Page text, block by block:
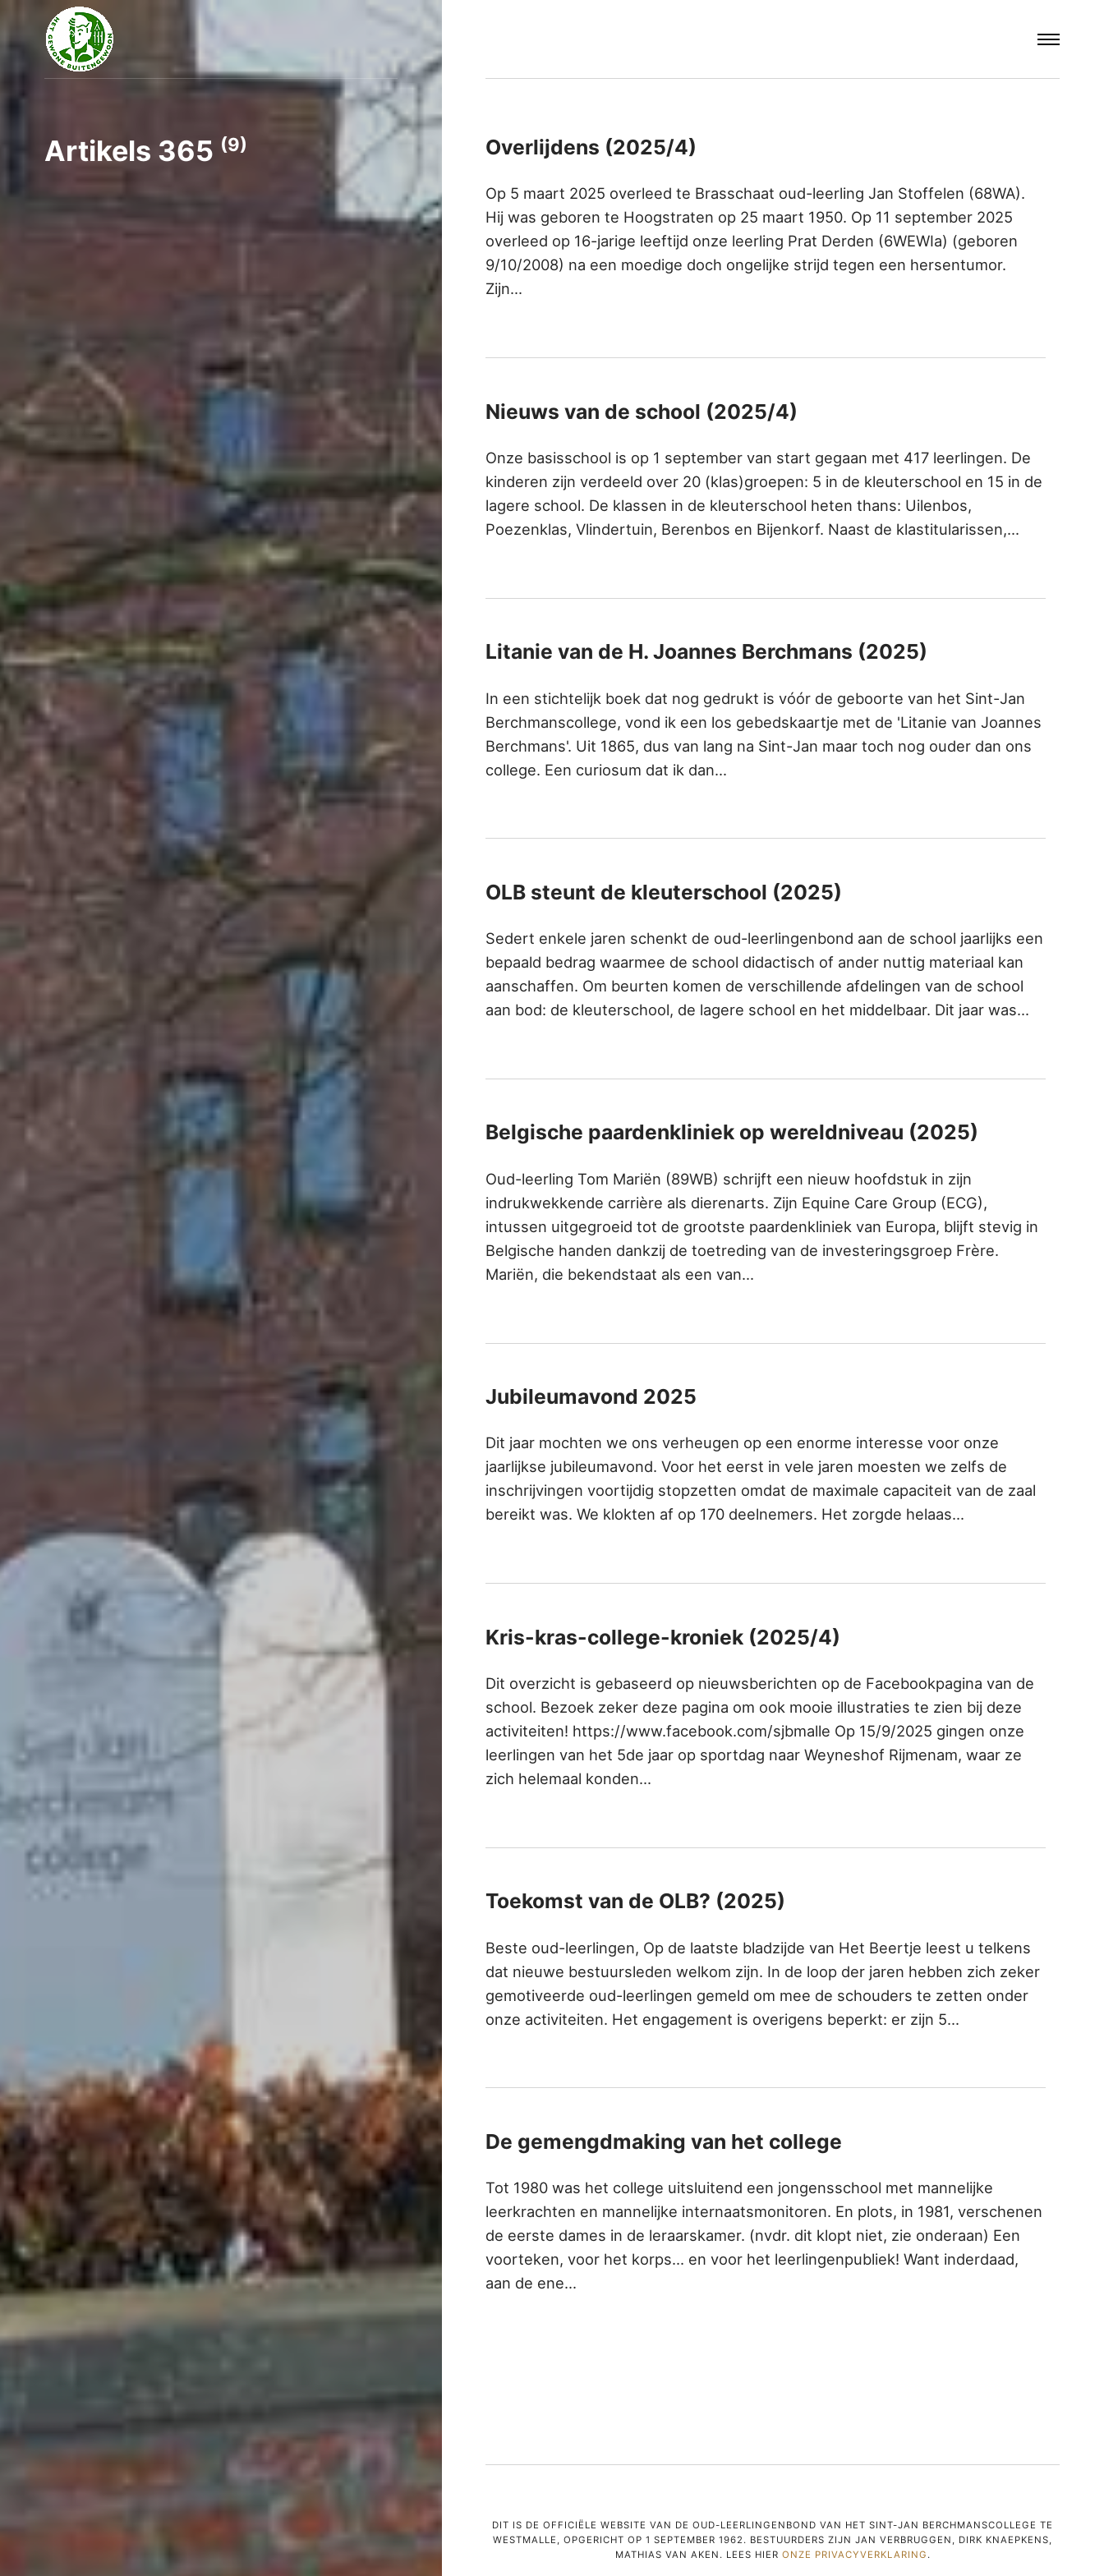
Artikels 365 (9) Overlijdens (2025/4)
Op 5 maart 2025 overleed te Brasschaat oud-leerling Jan Stoffelen (68WA).
Hij was geboren te Hoogstraten op 25 maart 1950. Op 11 september 2025
overleed op 16-jarige leeftijd onze leerling Prat Derden (6WEWIa) (geboren
9/10/2008) na een moedige doch ongelijke strijd tegen een hersentumor.
Zijn…
Nieuws van de school (2025/4)
Onze basisschool is op 1 september van start gegaan met 417 leerlingen. De
kinderen zijn verdeeld over 20 (klas)groepen: 5 in de kleuterschool en 15 in de
lagere school. De klassen in de kleuterschool heten thans: Uilenbos,
Poezenklas, Vlindertuin, Berenbos en Bijenkorf. Naast de klastitularissen,…
Litanie van de H. Joannes Berchmans (2025)
In een stichtelijk boek dat nog gedrukt is vóór de geboorte van het Sint-Jan
Berchmanscollege, vond ik een los gebedskaartje met de 'Litanie van Joannes
Berchmans'. Uit 1865, dus van lang na Sint-Jan maar toch nog ouder dan ons
college. Een curiosum dat ik dan…
OLB steunt de kleuterschool (2025)
Sedert enkele jaren schenkt de oud-leerlingenbond aan de school jaarlijks een
bepaald bedrag waarmee de school didactisch of ander nuttig materiaal kan
aanschaffen. Om beurten komen de verschillende afdelingen van de school
aan bod: de kleuterschool, de lagere school en het middelbaar. Dit jaar was…
Belgische paardenkliniek op wereldniveau (2025)
Oud-leerling Tom Mariën (89WB) schrijft een nieuw hoofdstuk in zijn
indrukwekkende carrière als dierenarts. Zijn Equine Care Group (ECG),
intussen uitgegroeid tot de grootste paardenkliniek van Europa, blijft stevig in
Belgische handen dankzij de toetreding van de investeringsgroep Frère.
Mariën, die bekendstaat als een van…
Jubileumavond 2025
Dit jaar mochten we ons verheugen op een enorme interesse voor onze
jaarlijkse jubileumavond. Voor het eerst in vele jaren moesten we zelfs de
inschrijvingen voortijdig stopzetten omdat de maximale capaciteit van de zaal
bereikt was. We klokten af op 170 deelnemers. Het zorgde helaas…
Kris-kras-college-kroniek (2025/4)
Dit overzicht is gebaseerd op nieuwsberichten op de Facebookpagina van de
school. Bezoek zeker deze pagina om ook mooie illustraties te zien bij deze
activiteiten! https://www.facebook.com/sjbmalle Op 15/9/2025 gingen onze
leerlingen van het 5de jaar op sportdag naar Weyneshof Rijmenam, waar ze
zich helemaal konden…
Toekomst van de OLB? (2025)
Beste oud-leerlingen, Op de laatste bladzijde van Het Beertje leest u telkens
dat nieuwe bestuursleden welkom zijn. In de loop der jaren hebben zich zeker
gemotiveerde oud-leerlingen gemeld om mee de schouders te zetten onder
onze activiteiten. Het engagement is overigens beperkt: er zijn 5…
De gemengdmaking van het college
Tot 1980 was het college uitsluitend een jongensschool met mannelijke
leerkrachten en mannelijke internaatsmonitoren. En plots, in 1981, verschenen
de eerste dames in de leraarskamer. (nvdr. dit klopt niet, zie onderaan) Een
voorteken, voor het korps... en voor het leerlingenpubliek! Want inderdaad,
aan de ene…
DIT IS DE OFFICIËLE WEBSITE VAN DE OUD-LEERLINGENBOND VAN HET SINT-JAN BERCHMANSCOLLEGE TE
WESTMALLE, OPGERICHT OP 1 SEPTEMBER 1962. BESTUURDERS ZIJN JAN VERBRUGGEN, DIRK KNAEPKENS,
MATHIAS VAN AKEN. LEES HIER ONZE PRIVACYVERKLARING .